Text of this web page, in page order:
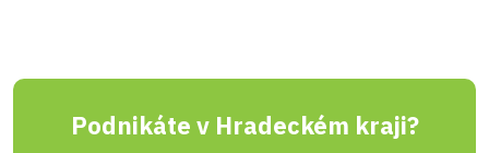
Podnikáte v Hradeckém kraji?